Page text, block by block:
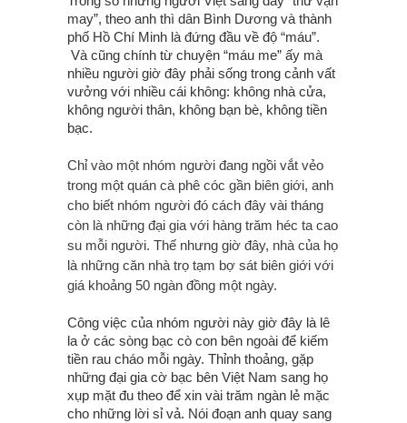
may”, theo anh thì dân Bình Dương và thành
phố Hồ Chí Minh là đứng đầu về độ “máu”.
Và cũng chính từ chuyện “máu me” ấy mà
nhiều người giờ đây phải sống trong cảnh vất
vưởng với nhiều cái không: không nhà cửa,
không người thân, không bạn bè, không tiền
bạc.
Chỉ vào một nhóm người đang ngồi vắt vẻo
trong một quán cà phê cóc gần biên giới, anh
cho biết nhóm người đó cách đây vài tháng
còn là những đại gia với hàng trăm héc ta cao
su mỗi người. Thế nhưng giờ đây, nhà của họ
là những căn nhà trọ tạm bợ sát biên giới với
giá khoảng 50 ngàn đồng một ngày.
Công việc của nhóm người này giờ đây là lê
la ở các sòng bạc cò con bên ngoài để kiếm
tiền rau cháo mỗi ngày. Thỉnh thoảng, gặp
những đại gia cờ bạc bên Việt Nam sang họ
xụp mặt đu theo để xin vài trăm ngàn lẻ mặc
cho những lời sỉ vả. Nói đoạn anh quay sang